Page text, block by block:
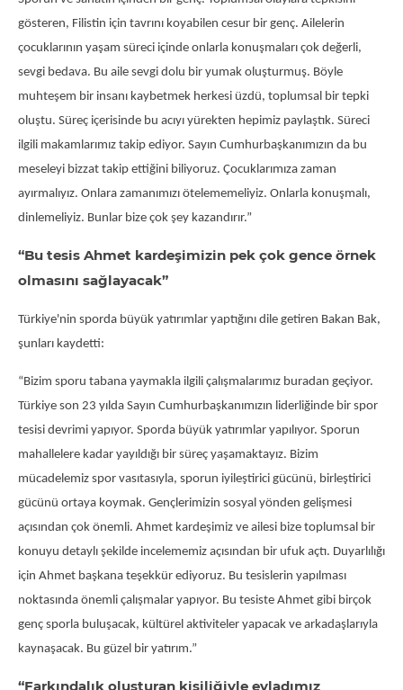
gösteren, Filistin için tavrını koyabilen cesur bir genç. Ailelerin
çocuklarının yaşam süreci içinde onlarla konuşmaları çok değerli,
sevgi bedava. Bu aile sevgi dolu bir yumak oluşturmuş. Böyle
muhteşem bir insanı kaybetmek herkesi üzdü, toplumsal bir tepki
oluştu. Süreç içerisinde bu acıyı yürekten hepimiz paylaştık. Süreci
ilgili makamlarımız takip ediyor. Sayın Cumhurbaşkanımızın da bu
meseleyi bizzat takip ettiğini biliyoruz. Çocuklarımıza zaman
ayırmalıyız. Onlara zamanımızı ötelememeliyiz. Onlarla konuşmalı,
dinlemeliyiz. Bunlar bize çok şey kazandırır.”
“Bu tesis Ahmet kardeşimizin pek çok gence örnek
olmasını sağlayacak”
Türkiye'nin sporda büyük yatırımlar yaptığını dile getiren Bakan Bak,
şunları kaydetti:
“Bizim sporu tabana yaymakla ilgili çalışmalarımız buradan geçiyor.
Türkiye son 23 yılda Sayın Cumhurbaşkanımızın liderliğinde bir spor
tesisi devrimi yapıyor. Sporda büyük yatırımlar yapılıyor. Sporun
mahallelere kadar yayıldığı bir süreç yaşamaktayız. Bizim
mücadelemiz spor vasıtasıyla, sporun iyileştirici gücünü, birleştirici
gücünü ortaya koymak. Gençlerimizin sosyal yönden gelişmesi
açısından çok önemli. Ahmet kardeşimiz ve ailesi bize toplumsal bir
konuyu detaylı şekilde incelememiz açısından bir ufuk açtı. Duyarlılığı
için Ahmet başkana teşekkür ediyoruz. Bu tesislerin yapılması
noktasında önemli çalışmalar yapıyor. Bu tesiste Ahmet gibi birçok
genç sporla buluşacak, kültürel aktiviteler yapacak ve arkadaşlarıyla
kaynaşacak. Bu güzel bir yatırım.”